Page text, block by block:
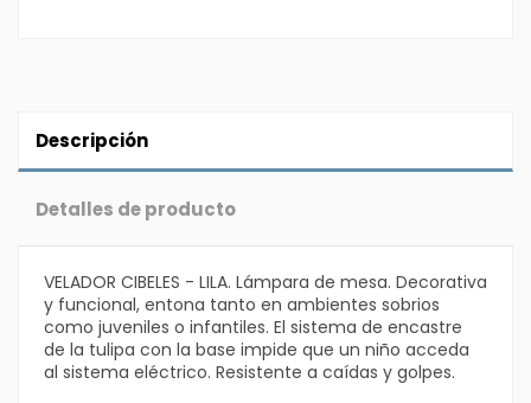
Descripción
Detalles de producto
VELADOR CIBELES - LILA. Lámpara de mesa. Decorativa
y funcional, entona tanto en ambientes sobrios
como juveniles o infantiles. El sistema de encastre
de la tulipa con la base impide que un niño acceda
al sistema eléctrico. Resistente a caídas y golpes.